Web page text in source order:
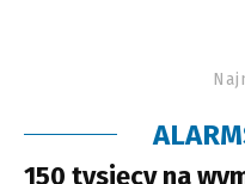
150 tysięcy na